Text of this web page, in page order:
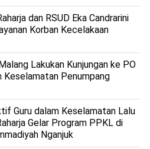
dan RSUD Eka Candrarini
Korban Kecelakaan
Lakukan Kunjungan ke PO
Keselamatan Penumpang
Guru dalam Keselamatan Lalu
Gelar Program PPKL di
Nganjuk